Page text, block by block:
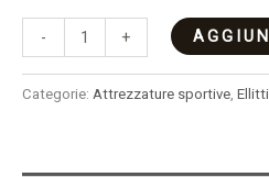
- +
Categorie: Attrezzature sportive,